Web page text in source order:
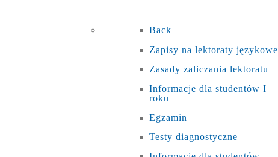
Back
Zapisy na lektoraty językowe
Zasady zaliczania lektoratu
Informacje dla studentów I
roku
Egzamin
Testy diagnostyczne